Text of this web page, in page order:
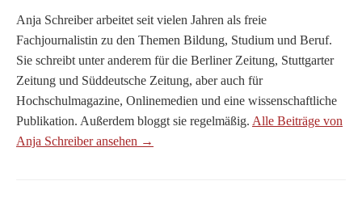
Anja Schreiber arbeitet seit vielen Jahren als freie
Fachjournalistin zu den Themen Bildung, Studium und Beruf.
Sie schreibt unter anderem für die Berliner Zeitung, Stuttgarter
Zeitung und Süddeutsche Zeitung, aber auch für
Hochschulmagazine, Onlinemedien und eine wissenschaftliche
Publikation. Außerdem bloggt sie regelmäßig. Alle Beiträge von
Anja Schreiber ansehen →